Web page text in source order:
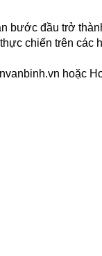
bước đầu trở
chiến trên các
hoặc